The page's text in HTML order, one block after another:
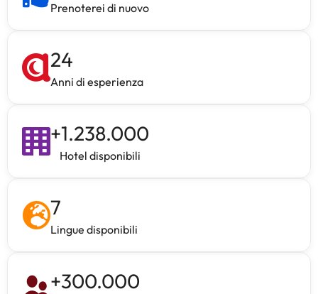
Prenoterei di nuovo
24
Anni di esperienza
+1.238.000
Hotel disponibili
7
Lingue disponibili
+300.000